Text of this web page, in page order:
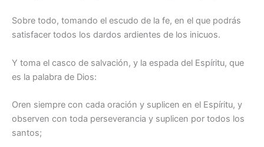
Sobre todo, tomando el escudo de la fe, en el que podrás
satisfacer todos los dardos ardientes de los inicuos.
Y toma el casco de salvación, y la espada del Espíritu, que
es la palabra de Dios:
Oren siempre con cada oración y suplicen en el Espíritu, y
observen con toda perseverancia y suplicen por todos los
santos;